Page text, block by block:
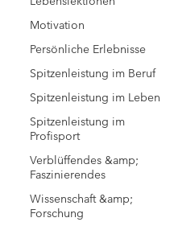
Motivation
Persönliche Erlebnisse
Spitzenleistung im Beruf
Spitzenleistung im Leben
Spitzenleistung im
Profisport
Verblüffendes &amp;
Faszinierendes
Wissenschaft &amp;
Forschung